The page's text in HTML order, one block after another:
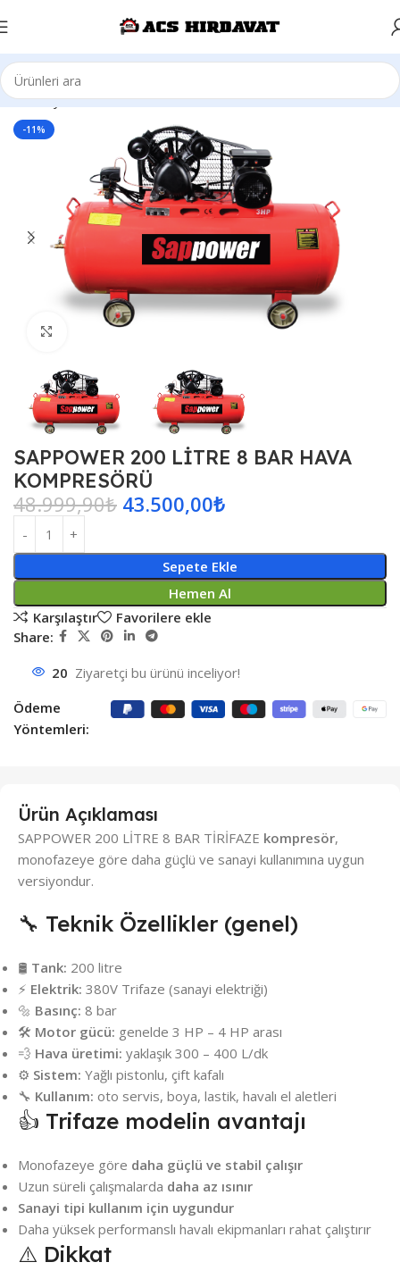
Ana Sayfa HAVA KOMPRESÖRLERİ
-11%
Büyütmek için tıklayın
SAPPOWER 200 LİTRE 8 BAR HAVA
KOMPRESÖRÜ
48.999,90₺ 43.500,00₺
Sepete Ekle
Hemen Al
Karşılaştır
Favorilere ekle
Share:
20 Ziyaretçi bu ürünü inceliyor!
Ödeme
Yöntemleri:
Ürün Açıklaması
SAPPOWER 200 LİTRE 8 BAR TİRİFAZE kompresör,
monofazeye göre daha güçlü ve sanayi kullanımına uygun
versiyondur.
🔧 Teknik Özellikler (genel)
🛢️ Tank: 200 litre
⚡ Elektrik: 380V Trifaze (sanayi elektriği)
🔩 Basınç: 8 bar
🛠️ Motor gücü: genelde 3 HP – 4 HP arası
💨 Hava üretimi: yaklaşık 300 – 400 L/dk
⚙️ Sistem: Yağlı pistonlu, çift kafalı
🔧 Kullanım: oto servis, boya, lastik, havalı el aletleri
👍 Trifaze modelin avantajı
Monofazeye göre daha güçlü ve stabil çalışır
Uzun süreli çalışmalarda daha az ısınır
Sanayi tipi kullanım için uygundur
Daha yüksek performanslı havalı ekipmanları rahat çalıştırır
⚠️ Dikkat